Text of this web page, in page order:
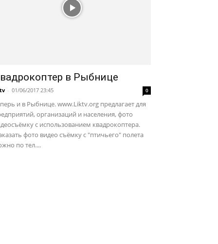
в Рыбнице
- 01/06/2017 23:45 0
и в Рыбнице. www.Liktv.org предлагает для
организаций и населения, фото
с использованием квадрокоптера.
фото видео съёмку с "птичьего" полета
по тел....